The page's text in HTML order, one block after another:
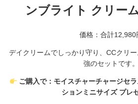
ンブライト クリー
価格：合計12,980
デイクリームでしっかり守り、 CCクリー
強のセットです。
ご購入で：モイスチャーチャージセ
ションミニサイズ プレ